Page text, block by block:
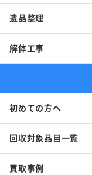
遺品整理
解体工事
初めての方へ
回収対象品目一覧
買取事例